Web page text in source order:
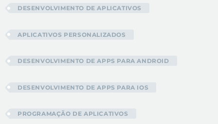
DESENVOLVIMENTO DE APLICATIVOS
APLICATIVOS PERSONALIZADOS
DESENVOLVIMENTO DE APPS PARA ANDROID
DESENVOLVIMENTO DE APPS PARA IOS
PROGRAMAÇÃO DE APLICATIVOS